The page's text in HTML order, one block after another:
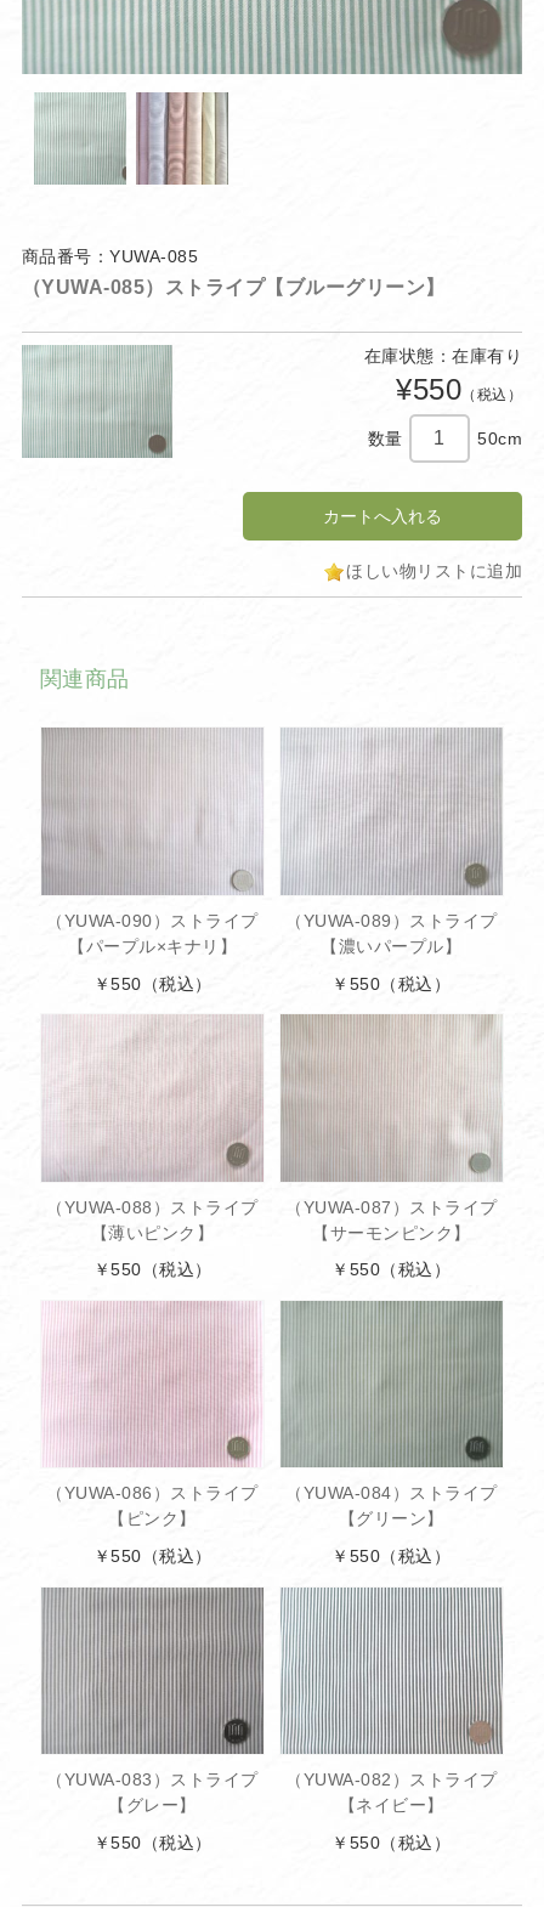
商品番号：YUWA-085
（YUWA-085）ストライプ【ブルーグリーン】
在庫状態：在庫有り
¥550 （税込）
数量 50cm
ほしい物リストに追加
関連商品
（YUWA-090）ストライプ
【パープル×キナリ】
￥550 （税込）
（YUWA-089）ストライプ
【濃いパープル】
￥550 （税込）
（YUWA-088）ストライプ
【薄いピンク】
￥550 （税込）
（YUWA-087）ストライプ
【サーモンピンク】
￥550 （税込）
（YUWA-086）ストライプ
【ピンク】
￥550 （税込）
（YUWA-084）ストライプ
【グリーン】
￥550 （税込）
（YUWA-083）ストライプ
【グレー】
￥550 （税込）
（YUWA-082）ストライプ
【ネイビー】
￥550 （税込）